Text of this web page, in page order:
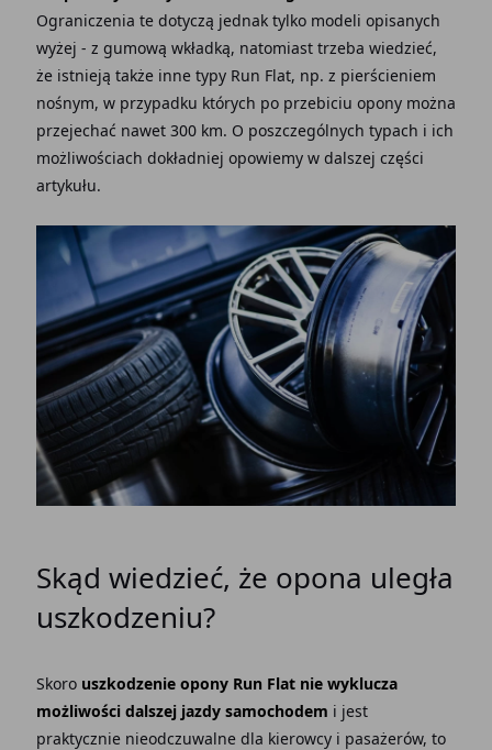
Ograniczenia te dotyczą jednak tylko modeli opisanych
wyżej - z gumową wkładką, natomiast trzeba wiedzieć,
że istnieją także inne typy Run Flat, np. z pierścieniem
nośnym, w przypadku których po przebiciu opony można
przejechać nawet 300 km. O poszczególnych typach i ich
możliwościach dokładniej opowiemy w dalszej części
artykułu.
Skąd wiedzieć, że opona uległa
uszkodzeniu?
Skoro uszkodzenie opony Run Flat nie wyklucza
możliwości dalszej jazdy samochodem i jest
praktycznie nieodczuwalne dla kierowcy i pasażerów, to